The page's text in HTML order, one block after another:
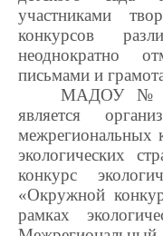
участниками
конкурсов
неоднократно
письмами и
МАДОУ № 1
является
межрегиональных
экологических
конкурс
«Окружной
рамках